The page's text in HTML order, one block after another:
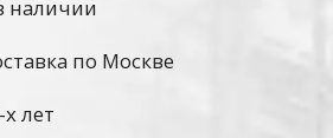
наличии
по Москве
лет